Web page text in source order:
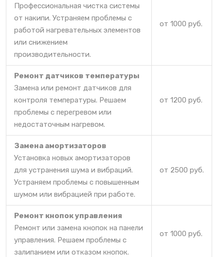
Профессиональная чистка системы
от накипи. Устраняем проблемы с
работой нагревательных элементов
или снижением
производительности.
от 1000 руб.
Ремонт датчиков температуры
Замена или ремонт датчиков для
контроля температуры. Решаем
проблемы с перегревом или
недостаточным нагревом.
от 1200 руб.
Замена амортизаторов
Установка новых амортизаторов
для устранения шума и вибраций.
Устраняем проблемы с повышенным
шумом или вибрацией при работе.
от 2500 руб.
Ремонт кнопок управления
Ремонт или замена кнопок на панели
управления. Решаем проблемы с
залипанием или отказом кнопок.
от 1000 руб.